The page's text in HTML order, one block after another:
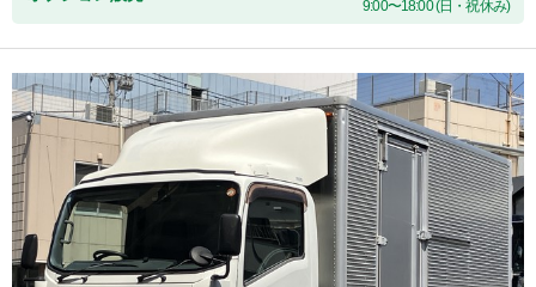
9:00〜18:00 (日・祝休み)